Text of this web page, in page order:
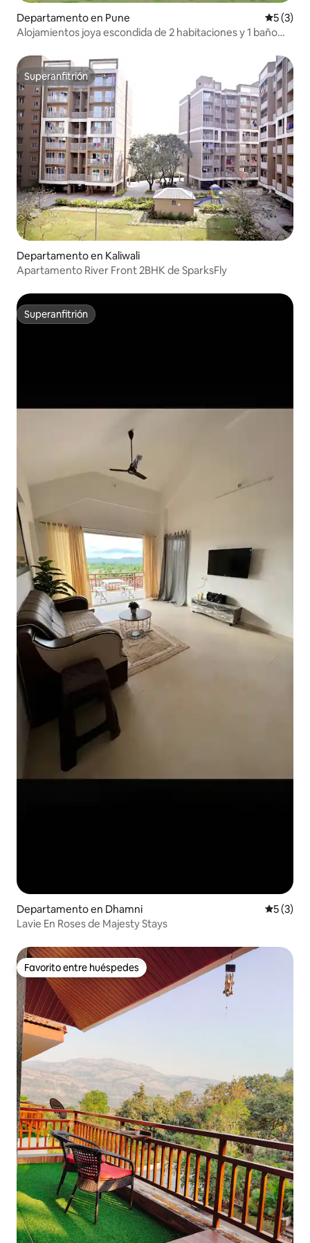
Departamento en Pune
5 (3)
Alojamientos joya escondida de 2 habitaciones y 1 baño
Superanfitrión
Superanfitrión
Departamento en Kaliwali
Apartamento River Front 2BHK de SparksFly
Superanfitrión
Superanfitrión
Departamento en Dhamni
5 (3)
Lavie En Roses de Majesty Stays
Favorito entre huéspedes
Favorito entre huéspedes